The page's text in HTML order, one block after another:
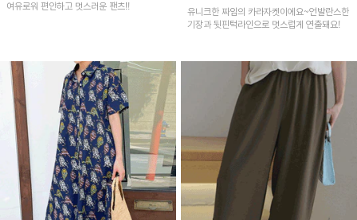
여유로워 편안하고 멋스러운 팬츠!!
유니크한 짜임의 카라자켓이에요~언발란스한
기장과 뒷핀턱라인으로 멋스럽게 연출돼요!